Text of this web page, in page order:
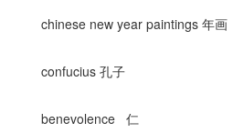
chinese new year paintings 年画
confucius 孔子
benevolence 仁